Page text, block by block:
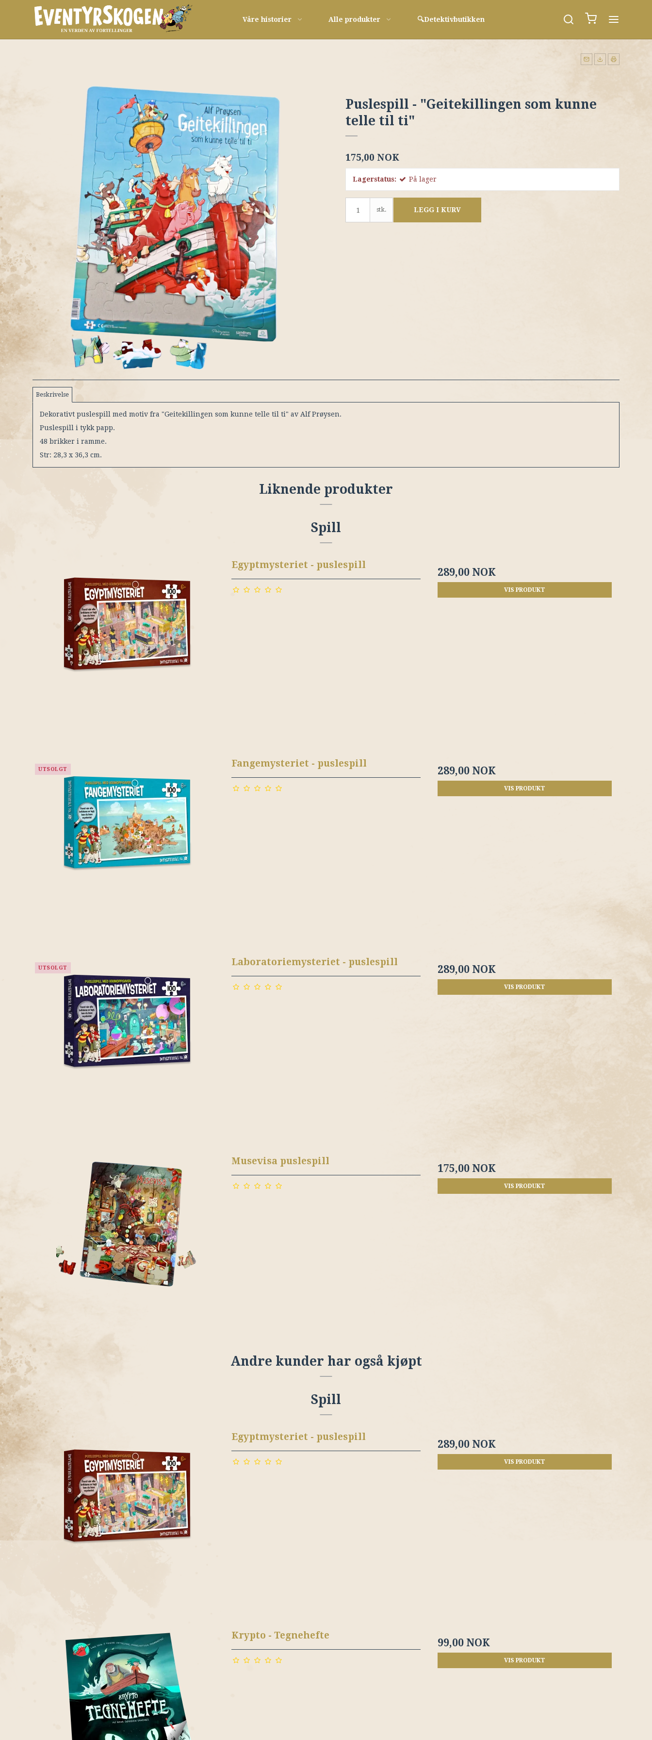
Våre historier Alle produkter 🔍Detektivbutikken
Puslespill - "Geitekillingen som kunne
telle til ti"
175,00 NOK
Lagerstatus: På lager
stk. LEGG I KURV
Beskrivelse
Dekorativt puslespill med motiv fra "Geitekillingen som kunne telle til ti" av Alf Prøysen.
Puslespill i tykk papp.
48 brikker i ramme.
Str: 28,3 x 36,3 cm.
Liknende produkter
Spill
Egyptmysteriet - puslespill
289,00 NOK
VIS PRODUKT
UTSOLGT
Fangemysteriet - puslespill
289,00 NOK
VIS PRODUKT
UTSOLGT
Laboratoriemysteriet - puslespill
289,00 NOK
VIS PRODUKT
Musevisa puslespill
175,00 NOK
VIS PRODUKT
Andre kunder har også kjøpt
Spill
Egyptmysteriet - puslespill
289,00 NOK
VIS PRODUKT
Krypto - Tegnehefte
99,00 NOK
VIS PRODUKT